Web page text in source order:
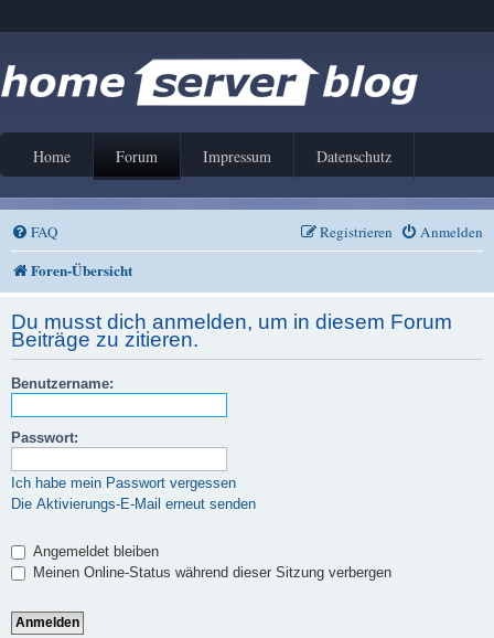
Home Forum Impressum Datenschutz
FAQ Anmelden
Registrieren
Foren-Übersicht
Du musst dich anmelden, um in diesem Forum
Beiträge zu zitieren.
Benutzername:
Passwort:
Ich habe mein Passwort vergessen
Die Aktivierungs-E-Mail erneut senden
Angemeldet bleiben
Meinen Online-Status während dieser Sitzung verbergen